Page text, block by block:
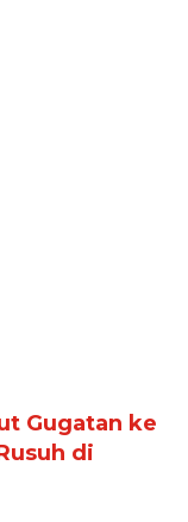
Gugatan ke
di